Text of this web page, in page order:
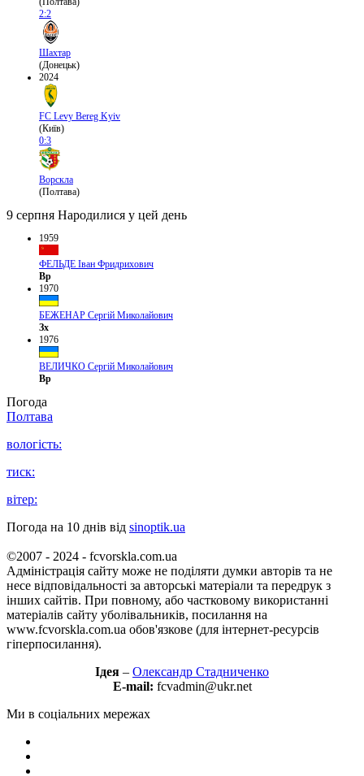
2:2
Шахтар
(Донецьк)
2024
FC Levy Bereg Kyiv
(Київ)
0:3
Ворскла
(Полтава)
9 серпня Народилися у цей день
1959
ФЕЛЬДЕ Іван Фридрихович
Вр
1970
БЕЖЕНАР Сергій Миколайович
Зх
1976
ВЕЛИЧКО Сергій Миколайович
Вр
Погода
Полтава
вологість:
тиск:
вітер:
Погода на 10 днів від sinoptik.ua
©2007 - 2024 - fcvorskla.com.ua
Адміністрація сайту може не поділяти думки авторів та не
несе відповідальності за авторські матеріали та передрук з
інших сайтів. При повному, або частковому використанні
матеріалів сайту уболівальників, посилання на
www.fcvorskla.com.ua обов'язкове (для інтернет-ресурсів
гіперпосилання).
Ідея – Олександр Стадниченко
E-mail: fcvadmin@ukr.net
Ми в соціальних мережах